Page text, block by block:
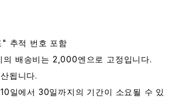
추적 번호 포함
의 배송비는 2,000엔으로 고정입니다.
됩니다.
일에서 30일까지의 기간이 소요될 수 있